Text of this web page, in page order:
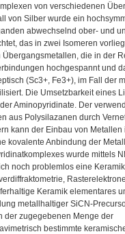
von verschiedenen
von Silber wurde ein
abwechselnd ober- und
das in zwei Isomeren
die in der
hochgespannt und
(Sc3+, Fe3+), im Fall der
Die Umsetzbarkeit eines
Aminopyridinate. Der
aus Polysilazanen durch
kann der Einbau von Metallen
kovalente Anbindung der
wurde mittels
noch problemlos eine
Keramik elementares
metallhaltiger SiCN-
der zugegebenen Menge der
bestimmte